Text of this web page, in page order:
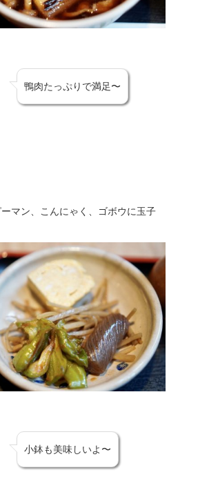
鴨肉たっぷりで満足〜
マン、こんにゃく、ゴボウに玉子
小鉢も美味しいよ〜